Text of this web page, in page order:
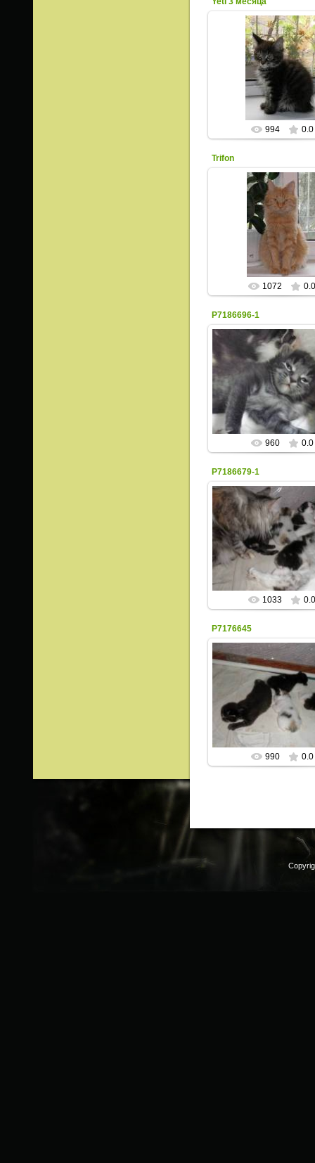
03.10.2015
994 0.0
Trifon
20.07.2015
ИрисКо
1072 0.0
P7186696-1
20.07.2015
ИрисКо
960 0.0
P7186679-1
20.07.2015
ИрисКо
1033 0.0
P7176645
20.07.2015
ИрисКо
990 0.0